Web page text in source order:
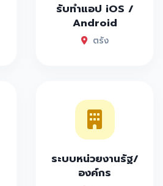
รับทำแอป iOS /
Android
ตรัง
ระบบหน่วยงานรัฐ/
องค์กร